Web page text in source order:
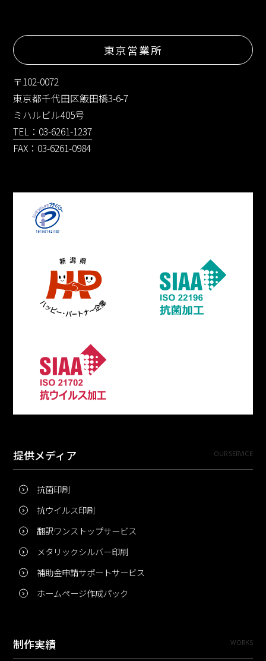
東京営業所
〒102-0072
東京都千代田区飯田橋3-6-7
ミハルビル405号
TEL：03-6261-1237
FAX：03-6261-0984
提供メディア OUR SERVICE
抗菌印刷
抗ウイルス印刷
翻訳ワンストップサービス
メタリックシルバー印刷
補助金申請サポートサービス
ホームページ作成パック
制作実績 WORKS